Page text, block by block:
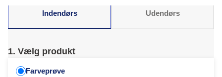
Indendørs Udendørs
1. Vælg produkt
Farveprøve